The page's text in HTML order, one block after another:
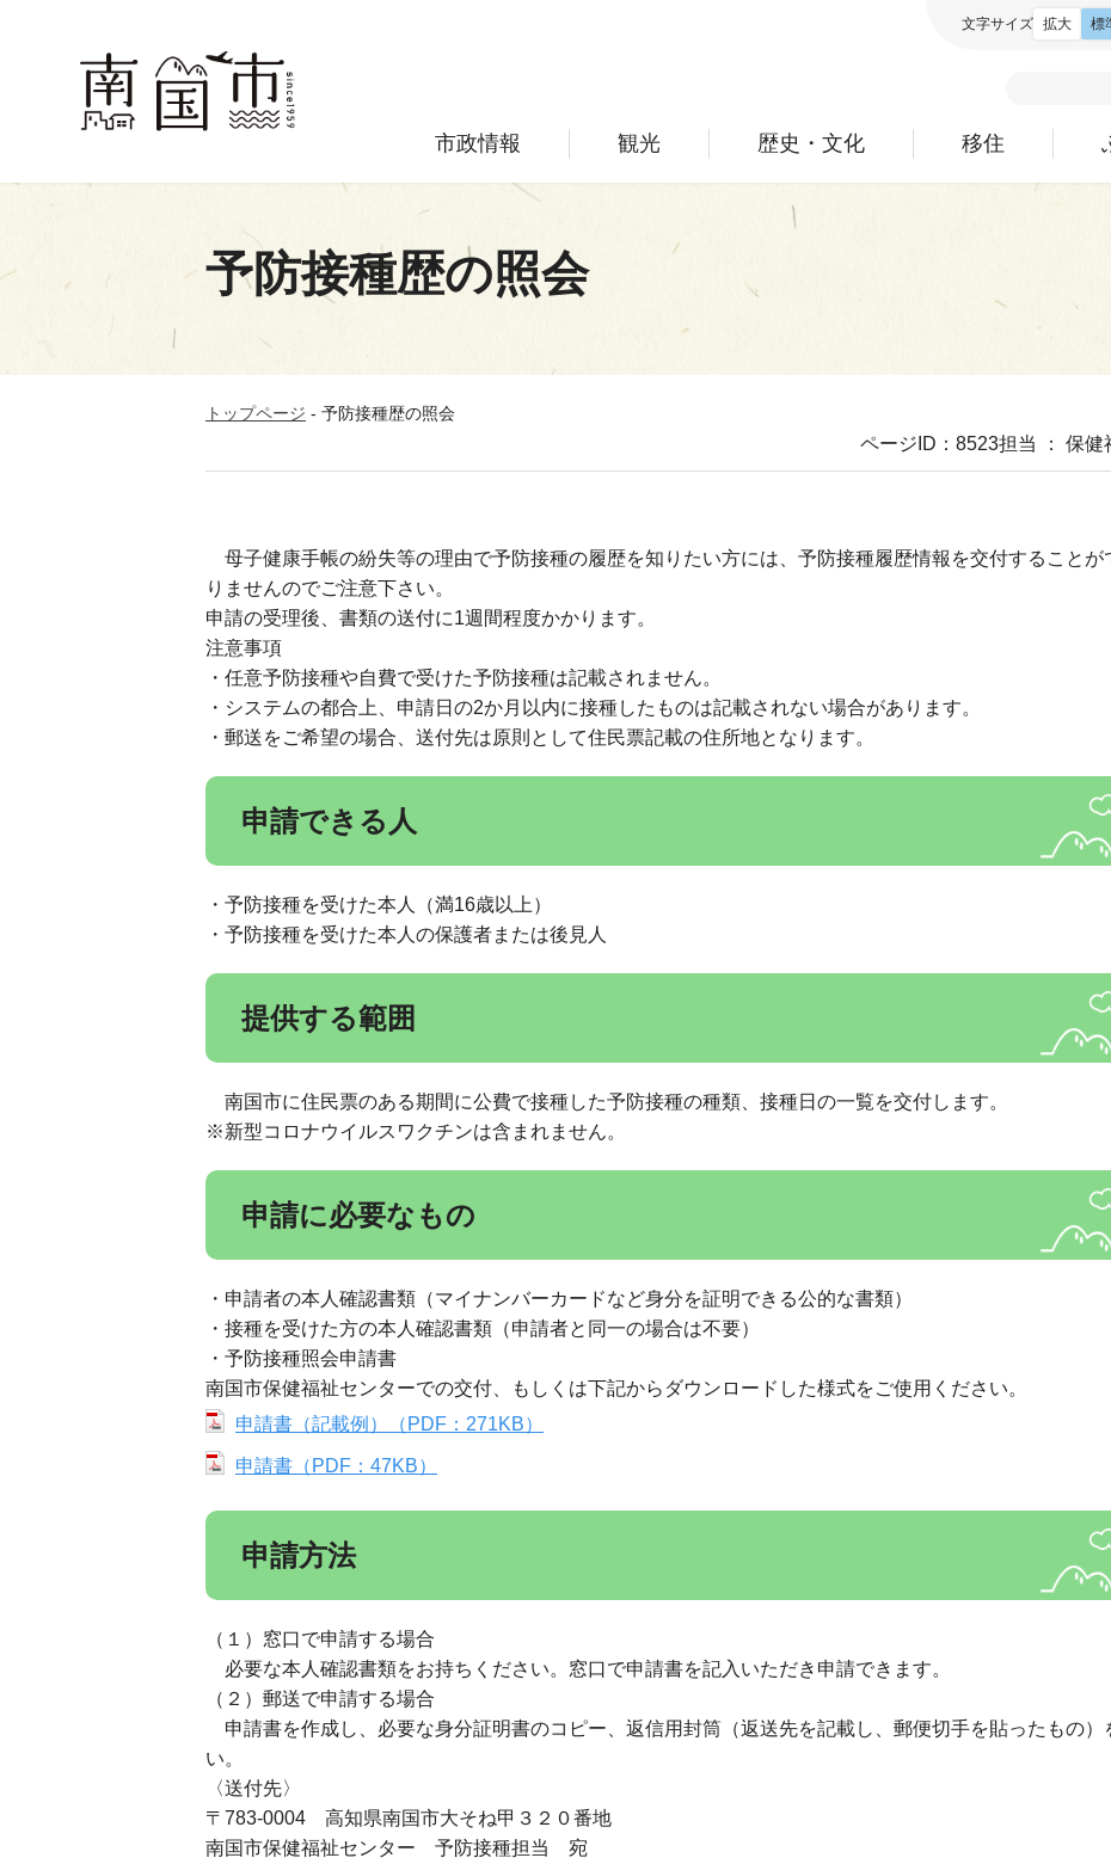
市政情報 観光 歴史・文化 移住
文字サイズ 拡大 標
予防接種歴の照会
トップページ - 予防接種歴の照会
ページID：8523担当 ： 保健
母子健康手帳の紛失等の理由で予防接種の履歴を知りたい方には、予防接種履歴情報を交付することが
りませんのでご注意下さい。
申請の受理後、書類の送付に1週間程度かかります。
注意事項
・任意予防接種や自費で受けた予防接種は記載されません。
・システムの都合上、申請日の2か月以内に接種したものは記載されない場合があります。
・郵送をご希望の場合、送付先は原則として住民票記載の住所地となります。
申請できる人
・予防接種を受けた本人（満16歳以上）
・予防接種を受けた本人の保護者または後見人
提供する範囲
南国市に住民票のある期間に公費で接種した予防接種の種類、接種日の一覧を交付します。
※新型コロナウイルスワクチンは含まれません。
申請に必要なもの
・申請者の本人確認書類（マイナンバーカードなど身分を証明できる公的な書類）
・接種を受けた方の本人確認書類（申請者と同一の場合は不要）
・予防接種照会申請書
南国市保健福祉センターでの交付、もしくは下記からダウンロードした様式をご使用ください。
申請書（記載例）（PDF：271KB）
申請書（PDF：47KB）
申請方法
（１）窓口で申請する場合
必要な本人確認書類をお持ちください。窓口で申請書を記入いただき申請できます。
（２）郵送で申請する場合
申請書を作成し、必要な身分証明書のコピー、返信用封筒（返送先を記載し、郵便切手を貼ったもの）
い。
〈送付先〉
〒783-0004 高知県南国市大そね甲３２０番地
南国市保健福祉センター 予防接種担当 宛